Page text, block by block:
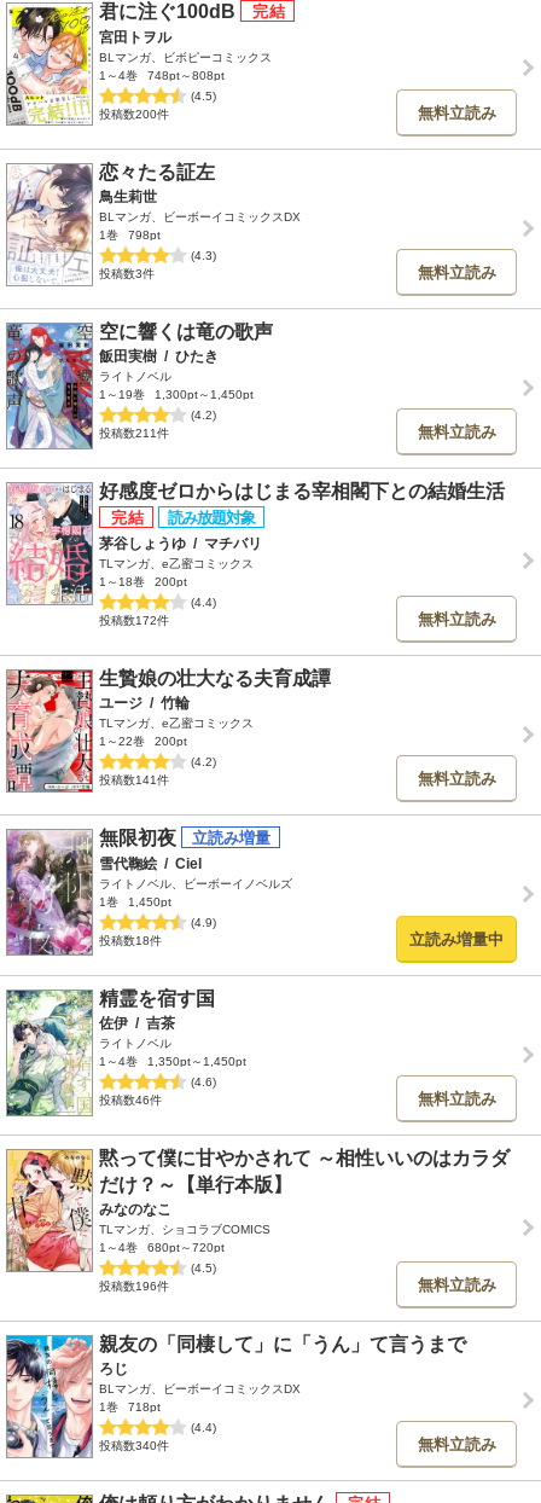
君に注ぐ100dB
宮田トヲル
BLマンガ、ビボピーコミックス
1～4巻
748pt～808pt
(4.5)
投稿数200件
無料立読み
恋々たる証左
鳥生莉世
BLマンガ、ビーボーイコミックスDX
1巻
798pt
(4.3)
投稿数3件
無料立読み
空に響くは竜の歌声
飯田実樹 / ひたき
ライトノベル
1～19巻
1,300pt～1,450pt
(4.2)
投稿数211件
無料立読み
好感度ゼロからはじまる宰相閣下との結婚生活
茅谷しょうゆ / マチバリ
TLマンガ、e乙蜜コミックス
1～18巻
200pt
(4.4)
投稿数172件
無料立読み
生贄娘の壮大なる夫育成譚
ユージ / 竹輪
TLマンガ、e乙蜜コミックス
1～22巻
200pt
(4.2)
投稿数141件
無料立読み
無限初夜
雪代鞠絵 / Ciel
ライトノベル、ビーボーイノベルズ
1巻
1,450pt
(4.9)
投稿数18件
立読み増量中
精霊を宿す国
佐伊 / 吉茶
ライトノベル
1～4巻
1,350pt～1,450pt
(4.6)
投稿数46件
無料立読み
黙って僕に甘やかされて ～相性いいのはカラダ
だけ？～【単行本版】
みなのなこ
TLマンガ、ショコラブCOMICS
1～4巻
680pt～720pt
(4.5)
投稿数196件
無料立読み
親友の「同棲して」に「うん」て言うまで
ろじ
BLマンガ、ビーボーイコミックスDX
1巻
718pt
(4.4)
投稿数340件
無料立読み